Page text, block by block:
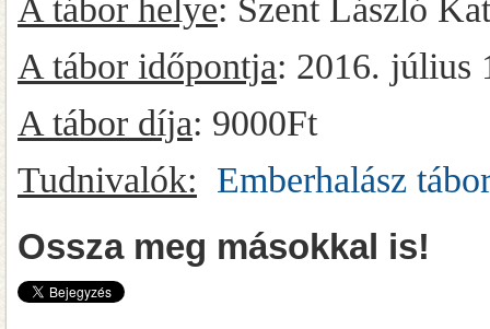
A tábor helye: Szent László
A tábor időpontja: 2016. július
A tábor díja: 9000Ft
Tudnivalók: Emberhalász
Ossza meg másokkal is!